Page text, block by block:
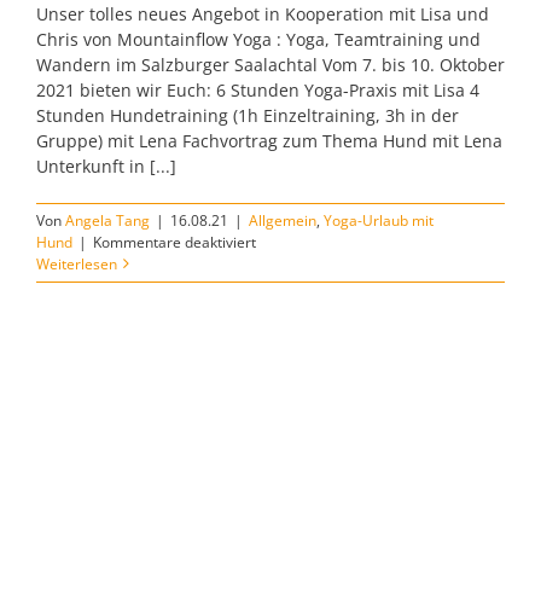
Unser tolles neues Angebot in Kooperation mit Lisa und
Chris von Mountainflow Yoga : Yoga, Teamtraining und
Wandern im Salzburger Saalachtal Vom 7. bis 10. Oktober
2021 bieten wir Euch: 6 Stunden Yoga-Praxis mit Lisa 4
Stunden Hundetraining (1h Einzeltraining, 3h in der
Gruppe) mit Lena Fachvortrag zum Thema Hund mit Lena
Unterkunft in [...]
VonAngela Tang | 16.08.21 | Allgemein, Yoga-Urlaub mit
Hund | Kommentare deaktiviertfür
Urlaub
Weiterlesen